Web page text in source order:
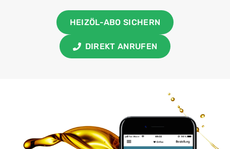
HEIZÖL-ABO SICHERN
DIREKT ANRUFEN